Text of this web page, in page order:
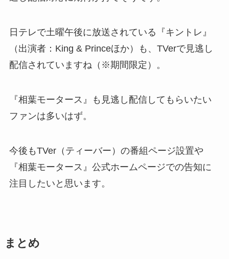
日テレで土曜午後に放送されている『キントレ』
（出演者：King & Princeほか）も、TVerで見逃し
配信されていますね（※期間限定）。
『相葉モータース』も見逃し配信してもらいたい
ファンは多いはず。
今後もTVer（ティーバー）の番組ページ設置や
『相葉モータース』公式ホームページでの告知に
注目したいと思います。
まとめ